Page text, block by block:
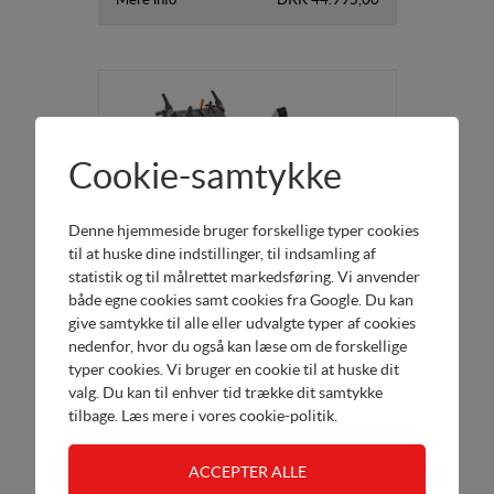
HSS970 ET
70 cm - Totrins - Larvebånd
Køb her DKK 41.995,00
Cookie-samtykke
Denne hjemmeside bruger forskellige typer cookies
til at huske dine indstillinger, til indsamling af
statistik og til målrettet markedsføring. Vi anvender
både egne cookies samt cookies fra Google. Du kan
give samtykke til alle eller udvalgte typer af cookies
nedenfor, hvor du også kan læse om de forskellige
typer cookies. Vi bruger en cookie til at huske dit
valg. Du kan til enhver tid trække dit samtykke
tilbage. Læs mere i vores cookie-politik